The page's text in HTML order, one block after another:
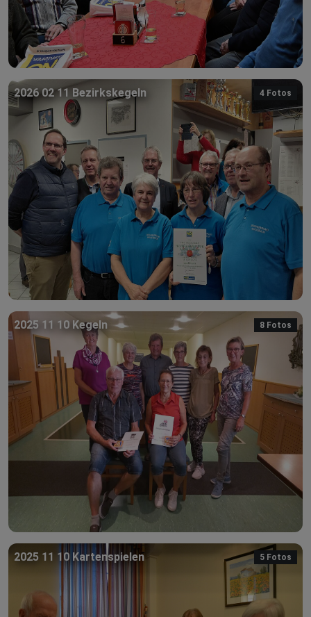
2026 02 11 Bezirkskegeln 4 Fotos
2025 11 10 Kegeln 8 Fotos
2025 11 10 Kartenspielen 5 Fotos